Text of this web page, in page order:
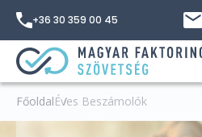
+36 30 359 00 45
FőoldalÉves Beszámolók